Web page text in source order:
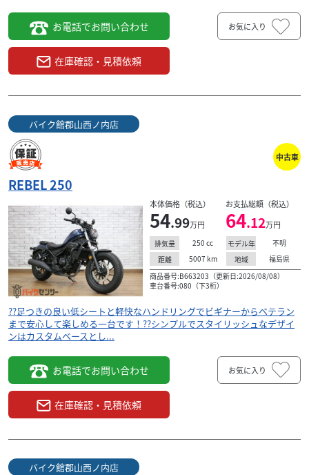
お電話でお問い合わせ
在庫確認・見積依頼
お気に入り
バイク館郡山西ノ内店
中古車
REBEL 250
本体価格（税込）
54.99万円
お支払総額（税込）
64.12万円
排気量 250 cc モデル年
不明
距離
5007 km 地域
福島県
商品番号:B663203（更新日:2026/08/08）
車台番号:080（下3桁）
??足つきの良い低シートと軽快なハンドリングでビギナーからベテラン
まで安心して楽しめる一台です！??シンプルでスタイリッシュなデザイ
ンはカスタムベースとし...
お電話でお問い合わせ
在庫確認・見積依頼
お気に入り
バイク館郡山西ノ内店